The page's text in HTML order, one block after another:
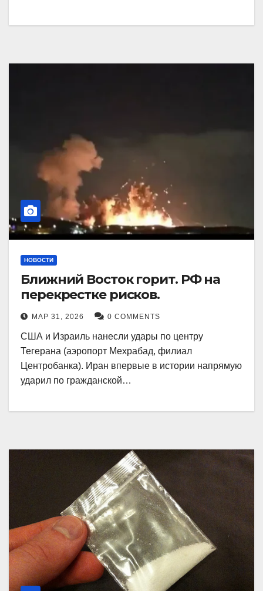
НОВОСТИ
Ближний Восток горит. РФ на
перекрестке рисков.
МАР 31, 2026 0 COMMENTS
США и Израиль нанесли удары по центру
Тегерана (аэропорт Мехрабад, филиал
Центробанка). Иран впервые в истории напрямую
ударил по гражданской…